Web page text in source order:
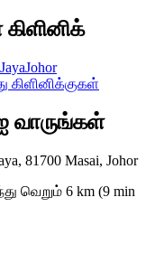
கிளினிக்
Johor
வாருங்கள்
81700 Masai, Johor
வெறும் 6 km (9 min